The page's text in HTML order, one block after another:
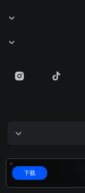
下载